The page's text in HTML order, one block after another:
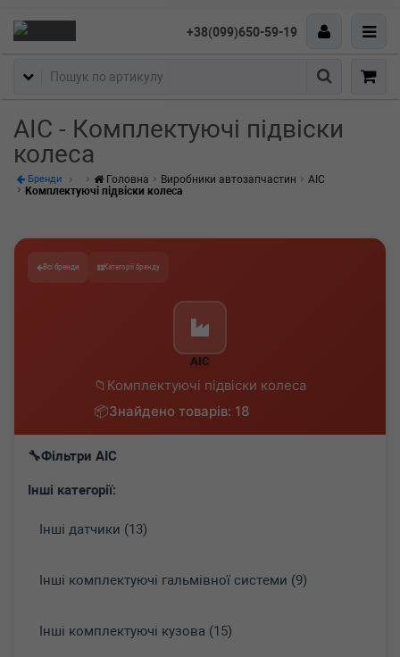
+38(099)650-59-19
Пошук
AIC - Комплектуючі підвіски
колеса
Бренди Головна Виробники автозапчастин
AIC
Комплектуючі підвіски колеса
Всі бренди Категорії бренду
AIC
Комплектуючі підвіски колеса
Знайдено товарів: 18
Фільтри AIC
Інші категорії:
Інші датчики (13)
Інші комплектуючі гальмівної системи (9)
Інші комплектуючі кузова (15)